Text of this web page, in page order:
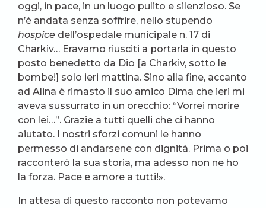
oggi, in pace, in un luogo pulito e silenzioso. Se
n’è andata senza soffrire, nello stupendo
hospice dell’ospedale municipale n. 17 di
Charkiv… Eravamo riusciti a portarla in questo
posto benedetto da Dio [a Charkiv, sotto le
bombe!] solo ieri mattina. Sino alla fine, accanto
ad Alina è rimasto il suo amico Dima che ieri mi
aveva sussurrato in un orecchio: “Vorrei morire
con lei…”. Grazie a tutti quelli che ci hanno
aiutato. I nostri sforzi comuni le hanno
permesso di andarsene con dignità. Prima o poi
racconterò la sua storia, ma adesso non ne ho
la forza. Pace e amore a tutti!».
In attesa di questo racconto non potevamo